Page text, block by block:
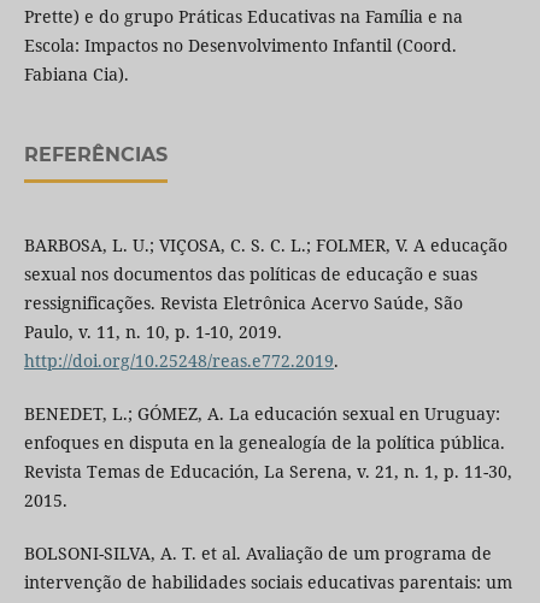
Prette) e do grupo Práticas Educativas na Família e na
Escola: Impactos no Desenvolvimento Infantil (Coord.
Fabiana Cia).
REFERÊNCIAS
BARBOSA, L. U.; VIÇOSA, C. S. C. L.; FOLMER, V. A educação
sexual nos documentos das políticas de educação e suas
ressignificações. Revista Eletrônica Acervo Saúde, São
Paulo, v. 11, n. 10, p. 1-10, 2019.
http://doi.org/10.25248/reas.e772.2019.
BENEDET, L.; GÓMEZ, A. La educación sexual en Uruguay:
enfoques en disputa en la genealogía de la política pública.
Revista Temas de Educación, La Serena, v. 21, n. 1, p. 11-30,
2015.
BOLSONI-SILVA, A. T. et al. Avaliação de um programa de
intervenção de habilidades sociais educativas parentais: um